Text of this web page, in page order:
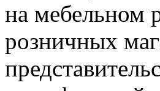
на мебельном
розничных